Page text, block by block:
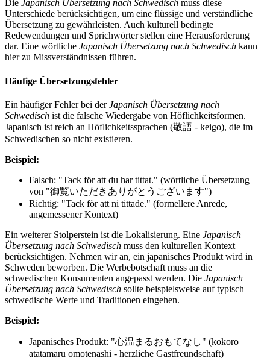
Die Japanisch Übersetzung nach Schwedisch muss diese
Unterschiede berücksichtigen, um eine flüssige und verständliche
Übersetzung zu gewährleisten. Auch kulturell bedingte
Redewendungen und Sprichwörter stellen eine Herausforderung
dar. Eine wörtliche Japanisch Übersetzung nach Schwedisch kann
hier zu Missverständnissen führen.
Häufige Übersetzungsfehler
Ein häufiger Fehler bei derJapanisch Übersetzung nach
Schwedisch ist die falsche Wiedergabe von Höflichkeitsformen.
Japanisch ist reich an Höflichkeitssprachen (敬語 - keigo), die im
Schwedischen so nicht existieren.
Beispiel:
Falsch: "Tack för att du har tittat." (wörtliche Übersetzung
von "御覧いただきありがとうございます")
Richtig: "Tack för att ni tittade." (formellere Anrede,
angemessener Kontext)
Ein weiterer Stolperstein ist die Lokalisierung. Eine Japanisch
Übersetzung nach Schwedisch muss den kulturellen Kontext
berücksichtigen. Nehmen wir an, ein japanisches Produkt wird in
Schweden beworben. Die Werbebotschaft muss an die
schwedischen Konsumenten angepasst werden. Die Japanisch
Übersetzung nach Schwedisch sollte beispielsweise auf typisch
schwedische Werte und Traditionen eingehen.
Beispiel:
Japanisches Produkt: "心温まるおもてなし" (kokoro
atatamaru omotenashi - herzliche Gastfreundschaft)